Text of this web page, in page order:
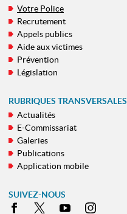
MENU
DE
NAVIGATION
Votre Police
Recrutement
Appels publics
Aide aux victimes
Prévention
Législation
RUBRIQUES TRANSVERSALES
Actualités
E-Commissariat
Galeries
Publications
Application mobile
SUIVEZ-NOUS
Facebook
X Youtube